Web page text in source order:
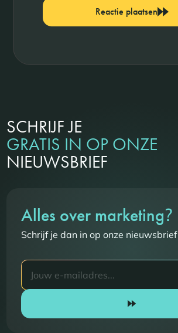
Reactie plaatsen
SCHRIJF JE
GRATIS IN OP ONZE
NIEUWSBRIEF
Alles over marketing?
Schrijf je dan in op onze nieuwsbrief